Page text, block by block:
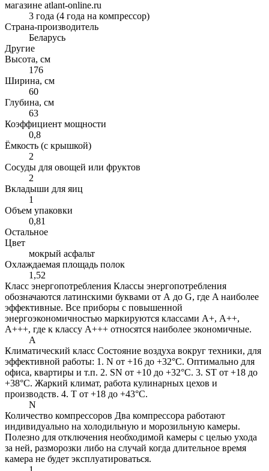
магазине atlant-online.ru
3 года (4 года на компрессор)
Страна-производитель
Беларусь
Другие
Высота, см
176
Ширина, см
60
Глубина, см
63
Коэффициент мощности
0,8
Ёмкость (с крышкой)
2
Сосуды для овощей или фруктов
2
Вкладыши для яиц
1
Объем упаковки
0,81
Остальное
Цвет
мокрый асфальт
Охлаждаемая площадь полок
1,52
Класс энергопотребления Классы энергопотребления
обозначаются латинскими буквами от А до G, где A наиболее
эффективные. Все приборы с повышенной
энергоэкономичностью маркируются классами A+, А++,
A+++, где к классу А+++ относятся наиболее экономичные.
A
Климатический класс Состояние воздуха вокруг техники, для
эффективной работы: 1. N от +16 до +32°C. Оптимально для
офиса, квартиры и т.п. 2. SN от +10 до +32°C. 3. ST от +18 до
+38°C. Жаркий климат, работа кулинарных цехов и
производств. 4. Т от +18 до +43°C.
N
Количество компрессоров Два компрессора работают
индивидуально на холодильную и морозильную камеры.
Полезно для отключения необходимой камеры с целью ухода
за ней, разморозки либо на случай когда длительное время
камера не будет эксплуатироваться.